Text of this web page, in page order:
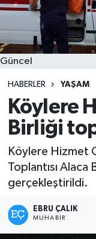
Güncel
HABERLER YAŞAM
Köylere
Birliği
Köylere Hizmet
Toplantısı
gerçekleştirildi.
EBRU ÇALIK
MUHABIR
Tüm
Son Dakika
Haber Arşivi